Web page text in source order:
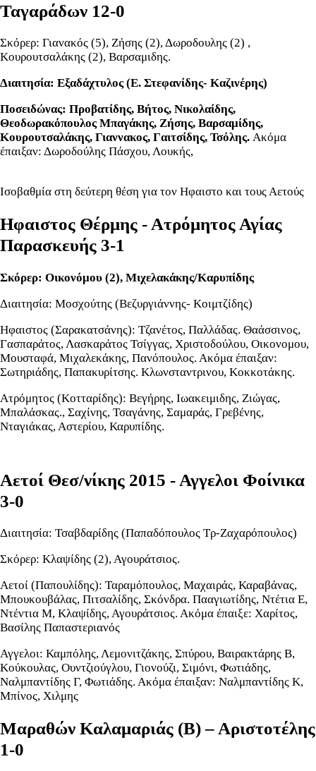
Ταγαράδων 12-0
Σκόρερ: Γιανακός (5), Ζήσης (2), Δωροδουλης (2) ,
Κουρουτσαλάκης (2), Βαρσαμιδης.
Διαιτησία: Εξαδάχτυλος (Ε. Στεφανίδης- Καζινέρης)
Ποσειδώνας: Προβατίδης, Βήτος, Νικολαίδης,
Θεοδωρακόπουλος Μπαγάκης, Ζήσης, Βαρσαμίδης,
Κουρουτσαλάκης, Γιαννακος, Γαιτσίδης, Τσόλης. Ακόμα
έπαιξαν: Δωροδούλης Πάσχου, Λουκής,
Ισοβαθμία στη δεύτερη θέση για τον Ηφαιστο και τους Αετούς
Ηφαιστος Θέρμης - Ατρόμητος Αγίας
Παρασκευής 3-1
Σκόρερ: Οικονόμου (2), Μιχελακάκης/Καρυπίδης
Διαιτησία: Μοσχούτης (Βεζυργιάννης- Κοιμτζίδης)
Ηφαιστος (Σαρακατσάνης): Τζανέτος, Παλλάδας. Θαάσσινος,
Γασπαράτος, Λασκαράτος Τσίγγας, Χριστοδούλου, Οικονομου,
Μουσταφά, Μιχαλεκάκης, Πανόπουλος. Ακόμα έπαιξαν:
Σωτηριάδης, Παπακυρίτσης. Κλωνσταντρινου, Κοκκοτάκης.
Ατρόμητος (Κοτταρίδης): Βεγήρης, Ιωακειμιδης, Ζιώγας,
Μπαλάσκας., Σαχίνης, Τσαγάνης, Σαμαράς, Γρεβένης,
Νταγιάκας, Αστερίου, Καρυπίδης.
Αετοί Θεσ/νίκης 2015 - Αγγελοι Φοίνικα
3-0
Διαιτησία: Τσαβδαρίδης (Παπαδόπουλος Τρ-Ζαχαρόπουλος)
Σκόρερ: Κλαψίδης (2), Αγουράτσιος.
Αετοί (Παπουλίδης): Ταραμόπουλος, Μαχαιράς, Καραβάνας,
Μπουκουβάλας, Πιτσαλίδης, Σκόνδρα. Πααγιωτίδης, Ντέτια Ε,
Ντέντια Μ, Κλαψίδης, Αγουράτσιος. Ακόμα έπαιξε: Χαρίτος,
Βασίλης Παπαστεριανός
Αγγελοι: Καμπόλης, Λεμονιτζάκης, Σπύρου, Βαιρακτάρης Β,
Κούκουλας, Ουντζιούγλου, Γιονούζι, Σιμόνι, Φωτιάδης,
Ναλμπαντίδης Γ, Φωτιάδης. Ακόμα έπαιξαν: Ναλμπαντίδης Κ,
Μπίνος, Χιλμης
Μαραθών Καλαμαριάς (Β) – Αριστοτέλης
1-0